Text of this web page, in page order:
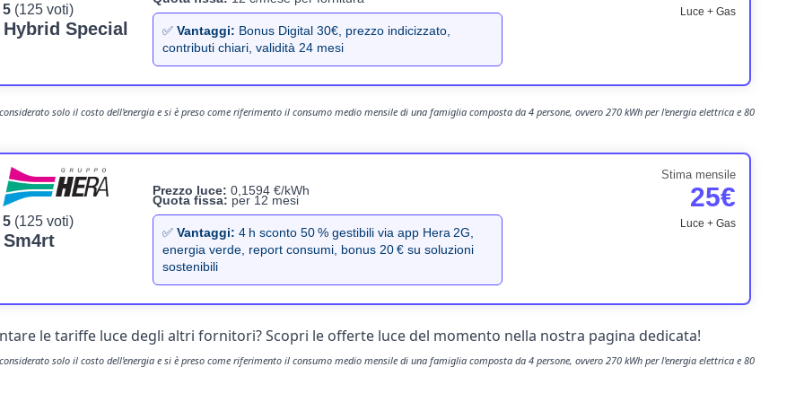
5(125 voti)
Special ✅Vantaggi: Bonus Digital 30€, prezzo indicizzato,
contributi chiari, validità 24 mesi
Luce + Gas
solo il costo dell'energia e si è preso come riferimento il consumo medio mensile di una famiglia composta da 4 persone, ovvero 270 kWh per l'energia elettrica e 80
5(125 voti)
Sm4rt
Prezzo luce: 0,1594 €/kWh
Quota fissa: per 12 mesi
✅Vantaggi: 4 h sconto 50 % gestibili via app Hera 2G,
energia verde, report consumi, bonus 20 € su soluzioni
sostenibili
Stima mensile
25€
Luce + Gas
letariffe lucedegli altri fornitori? Scopri le offerte luce del momento nella nostra pagina dedicata!
solo il costo dell'energia e si è preso come riferimento il consumo medio mensile di una famiglia composta da 4 persone, ovvero 270 kWh per l'energia elettrica e 80